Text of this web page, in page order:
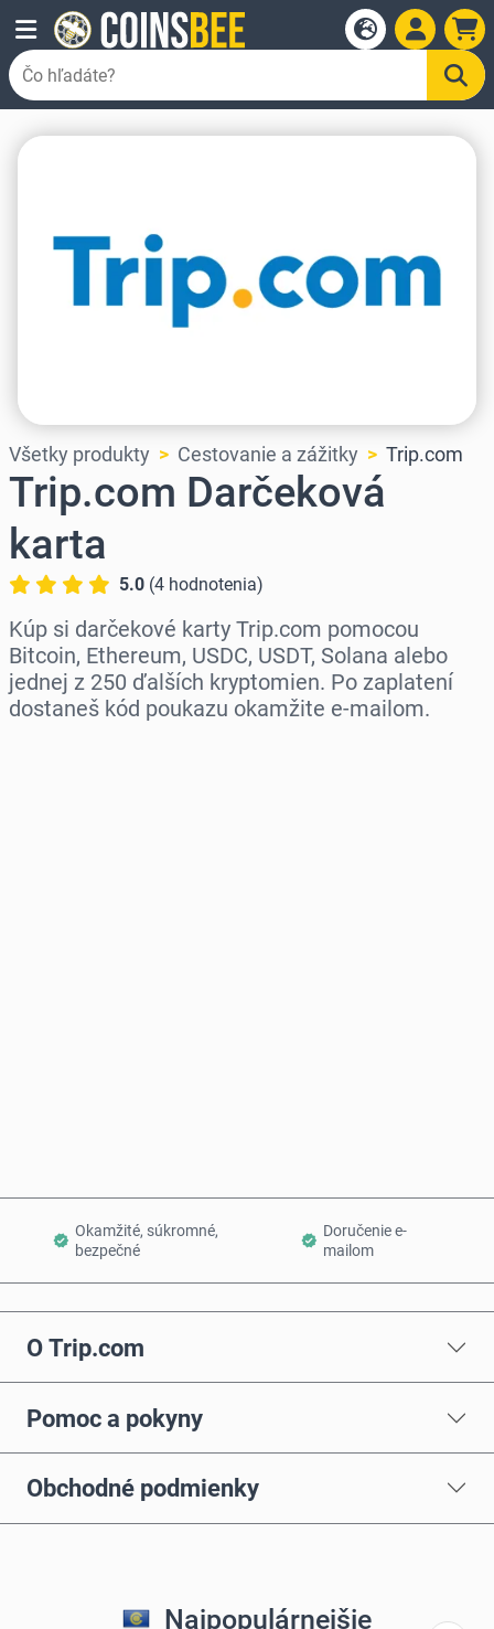
Všetky produkty Cestovanie a zážitky Trip.com
Trip.com Darčeková
karta
5.0 (4 hodnotenia)
Kúp si darčekové karty Trip.com pomocou
Bitcoin, Ethereum, USDC, USDT, Solana alebo
jednej z 250 ďalších kryptomien. Po zaplatení
dostaneš kód poukazu okamžite e-mailom.
Okamžité, súkromné,
bezpečné
Doručenie e-
mailom
O Trip.com
Pomoc a pokyny
Obchodné podmienky
Najpopulárnejšie